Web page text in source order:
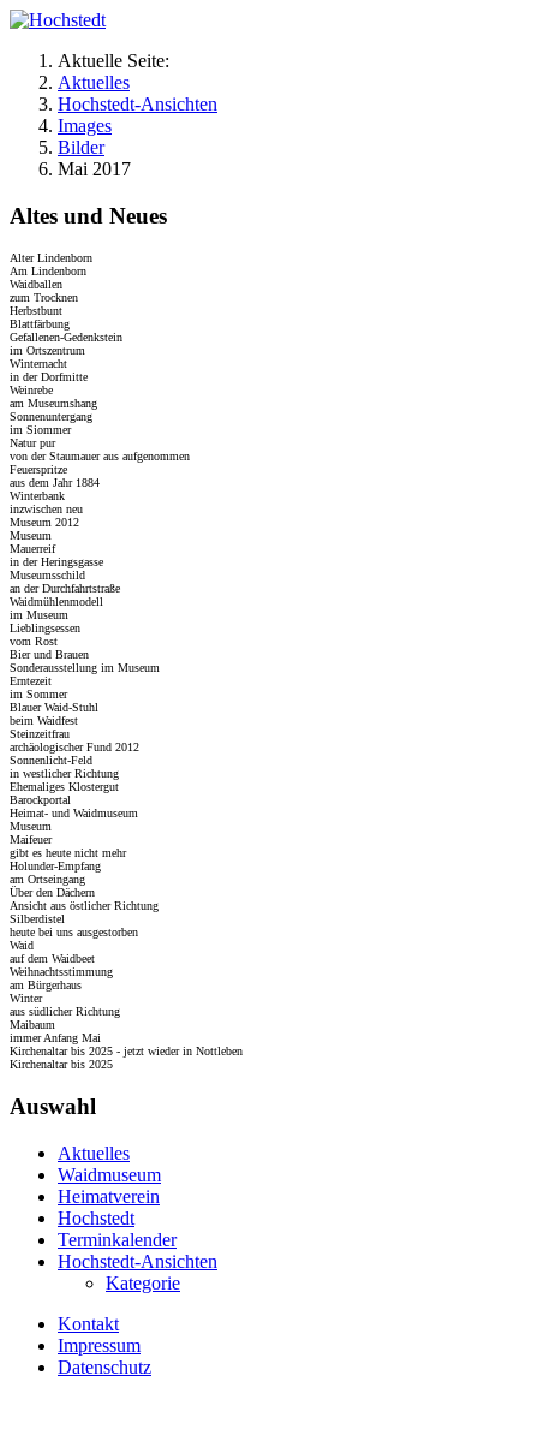
Aktuelle Seite:
Aktuelles
Hochstedt-Ansichten
Images
Bilder
Mai 2017
Altes und Neues
Alter Lindenborn
Am Lindenborn
Waidballen
zum Trocknen
Herbstbunt
Blattfärbung
Gefallenen-Gedenkstein
im Ortszentrum
Winternacht
in der Dorfmitte
Weinrebe
am Museumshang
Sonnenuntergang
im Siommer
Natur pur
von der Staumauer aus aufgenommen
Feuerspritze
aus dem Jahr 1884
Winterbank
inzwischen neu
Museum 2012
Museum
Mauerreif
in der Heringsgasse
Museumsschild
an der Durchfahrtstraße
Waidmühlenmodell
im Museum
Lieblingsessen
vom Rost
Bier und Brauen
Sonderausstellung im Museum
Erntezeit
im Sommer
Blauer Waid-Stuhl
beim Waidfest
Steinzeitfrau
archäologischer Fund 2012
Sonnenlicht-Feld
in westlicher Richtung
Ehemaliges Klostergut
Barockportal
Heimat- und Waidmuseum
Museum
Maifeuer
gibt es heute nicht mehr
Holunder-Empfang
am Ortseingang
Über den Dächern
Ansicht aus östlicher Richtung
Silberdistel
heute bei uns ausgestorben
Waid
auf dem Waidbeet
Weihnachtsstimmung
am Bürgerhaus
Winter
aus südlicher Richtung
Maibaum
immer Anfang Mai
Kirchenaltar bis 2025 - jetzt wieder in Nottleben
Kirchenaltar bis 2025
Auswahl
Aktuelles
Waidmuseum
Heimatverein
Hochstedt
Terminkalender
Hochstedt-Ansichten
Kategorie
Kontakt
Impressum
Datenschutz